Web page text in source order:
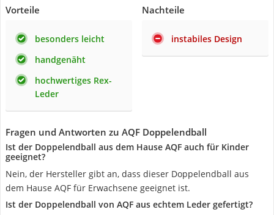
Vorteile
besonders leicht
handgenäht
hochwertiges Rex-
Leder
Nachteile
instabiles Design
Fragen und Antworten zu AQF Doppelendball
Ist der Doppelendball aus dem Hause AQF auch für Kinder
geeignet?
Nein, der Hersteller gibt an, dass dieser Doppelendball aus
dem Hause AQF für Erwachsene geeignet ist.
Ist der Doppelendball von AQF aus echtem Leder gefertigt?